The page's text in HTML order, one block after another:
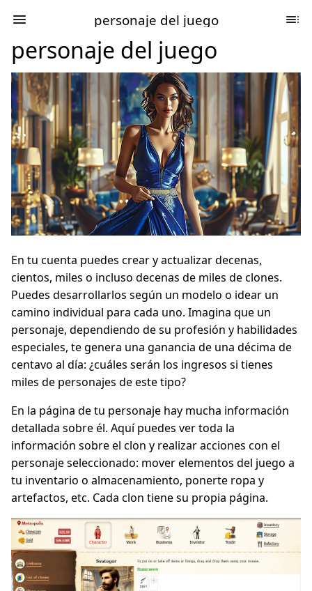
personaje del juego
personaje del juego
En tu cuenta puedes crear y actualizar decenas,
cientos, miles o incluso decenas de miles de clones.
Puedes desarrollarlos según un modelo o idear un
camino individual para cada uno. Imagina que un
personaje, dependiendo de su profesión y habilidades
especiales, te genera una ganancia de una décima de
centavo al día: ¿cuáles serán los ingresos si tienes
miles de personajes de este tipo?
En la página de tu personaje hay mucha información
detallada sobre él. Aquí puedes ver toda la
información sobre el clon y realizar acciones con el
personaje seleccionado: mover elementos del juego a
tu inventario o almacenamiento, ponerte ropa y
artefactos, etc. Cada clon tiene su propia página.